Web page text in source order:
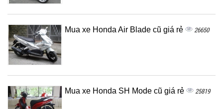
Mua xe Honda Air Blade cũ giá rẻ 26650
Mua xe Honda SH Mode cũ giá rẻ 25819